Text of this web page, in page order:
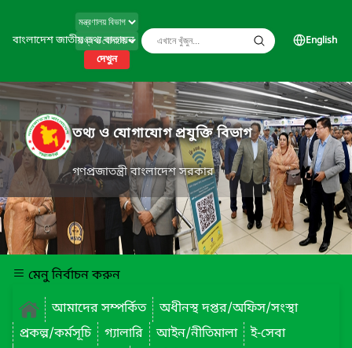
বাংলাদেশ জাতীয় তথ্য বাতায়ন
দেখুন
English
তথ্য ও যোগাযোগ প্রযুক্তি বিভাগ
গণপ্রজাতন্ত্রী বাংলাদেশ সরকার
মেনু নির্বাচন করুন
আমাদের সম্পর্কিত
অধীনস্থ দপ্তর/অফিস/সংস্থা
প্রকল্প/কর্মসূচি
গ্যালারি আইন/নীতিমালা
ই-সেবা